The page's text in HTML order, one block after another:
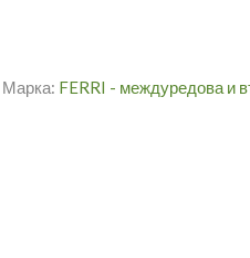
Марка: FERRI - междуредова и